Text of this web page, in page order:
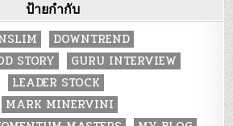
ป้ายกำกับ
DOWNTREND
STORY
GURU INTERVIEW
LEADER STOCK
MARK MINERVINI